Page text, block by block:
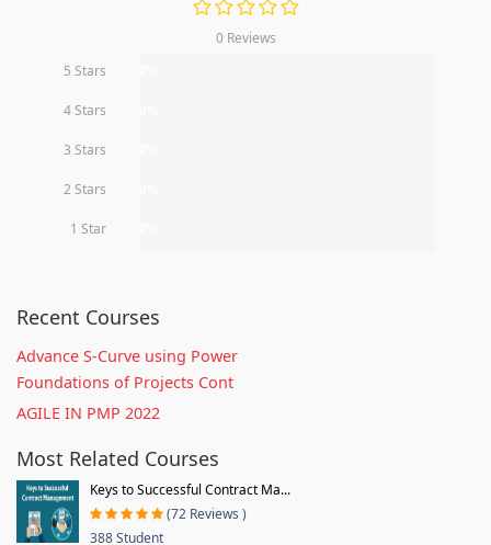
0 Reviews
5 Stars
4 Stars
3 Stars
2 Stars
1 Star
Recent Courses
Advance S-Curve using Power
Foundations of Projects Cont
AGILE IN PMP 2022
Most Related Courses
Keys to Successful Contract Ma...
(72 Reviews )
388 Student